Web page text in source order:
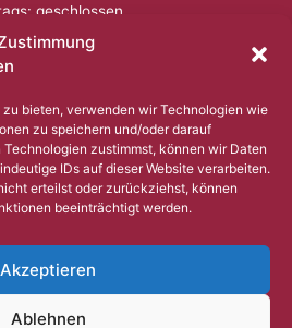
zu bieten, verwenden wir Technologien wie
zu speichern und/oder darauf
zustimmst, können wir Daten
IDs auf dieser Website verarbeiten.
erteilst oder zurückziehst, können
beeinträchtigt werden.
Akzeptieren
Ablehnen
geschlossen
0201 – 57 17 430
der Öffnungszeiten den